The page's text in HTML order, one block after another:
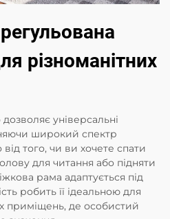
різноманітних
універсальні
широкий спектр
того, чи ви хочете спати
для читання або підняти
рама адаптується під
робить її ідеальною для
приміщень, де особистий